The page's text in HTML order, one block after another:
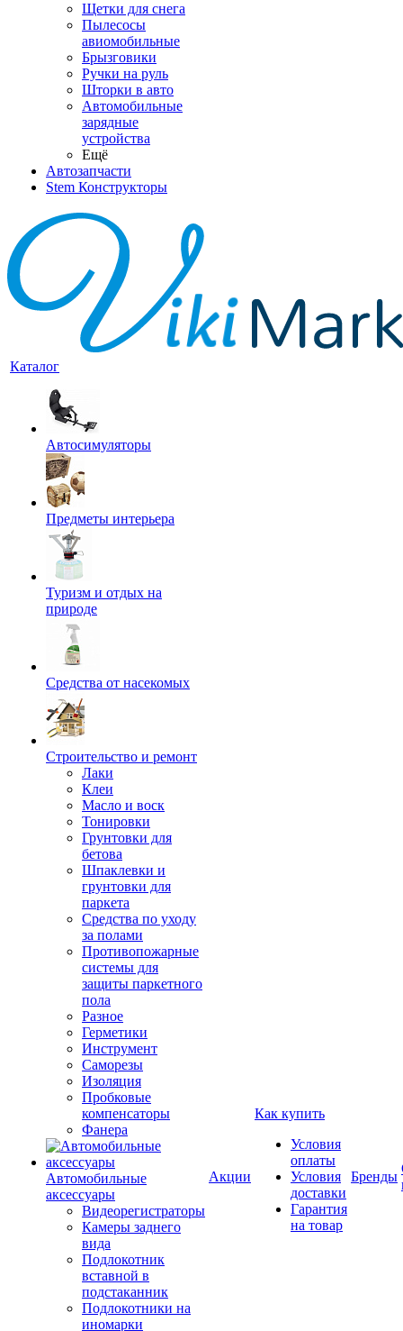
Щетки для снега
Пылесосы
авиомобильные
Брызговики
Ручки на руль
Шторки в авто
Автомобильные
зарядные
устройства
Ещё
Автозапчасти
Stem Конструкторы
Каталог
Автосимуляторы
Предметы интерьера
Туризм и отдых на
природе
Средства от насекомых
Строительство и ремонт
Лаки
Клеи
Масло и воск
Тонировки
Грунтовки для
бетова
Шпаклевки и
грунтовки для
паркета
Средства по уходу
за полами
Противопожарные
системы для
защиты паркетного
пола
Разное
Герметики
Инструмент
Саморезы
Изоляция
Пробковые
компенсаторы
Фанера
Автомобильные
аксессуары
Видеорегистраторы
Камеры заднего
вида
Подлокотник
вставной в
подстаканник
Подлокотники на
иномарки
Акции
Как купить
Условия
оплаты
Условия
доставки
Гарантия
на товар
Бренды